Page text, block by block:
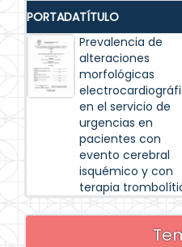
PORTADATÍTULO
Prevalencia de
alteraciones
morfológicas
en el servicio de
urgencias en
pacientes con
evento cerebral
isquémico y con
terapia